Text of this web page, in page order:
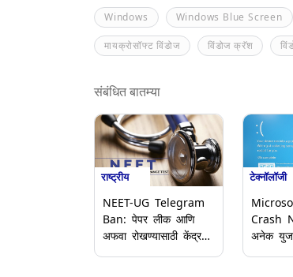
Windows Windows Blue Screen
मायक्रोसॉफ्ट विंडोज विंडोज क्रॅश
संबंधित बातम्या
राष्ट्रीय
NEET-UG Telegram
Ban: पेपर लीक आणि
अफवा रोखण्यासाठी केंद्र
टेक्नॉलॉजी
Crash
अनेक